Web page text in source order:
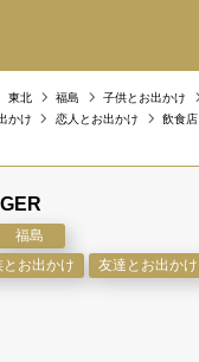
東北 福島 子供とお出かけ
かけ 恋人とお出かけ 飲食店
福島
とお出かけ 友達とお出かけ